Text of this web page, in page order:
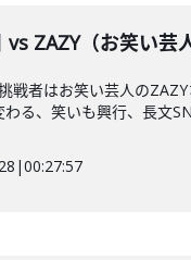
ZAZY（お笑い芸人
戦者はお笑い芸人の
る、笑いも興行、長文
|00:27:57